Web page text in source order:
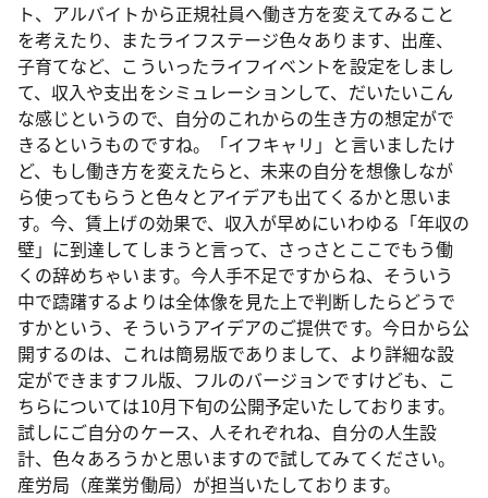
ト、アルバイトから正規社員へ働き方を変えてみること
を考えたり、またライフステージ色々あります、出産、
子育てなど、こういったライフイベントを設定をしまし
て、収入や支出をシミュレーションして、だいたいこん
な感じというので、自分のこれからの生き方の想定がで
きるというものですね。「イフキャリ」と言いましたけ
ど、もし働き方を変えたらと、未来の自分を想像しなが
ら使ってもらうと色々とアイデアも出てくるかと思いま
す。今、賃上げの効果で、収入が早めにいわゆる「年収の
壁」に到達してしまうと言って、さっさとここでもう働
くの辞めちゃいます。今人手不足ですからね、そういう
中で躊躇するよりは全体像を見た上で判断したらどうで
すかという、そういうアイデアのご提供です。今日から公
開するのは、これは簡易版でありまして、より詳細な設
定ができますフル版、フルのバージョンですけども、こ
ちらについては10月下旬の公開予定いたしております。
試しにご自分のケース、人それぞれね、自分の人生設
計、色々あろうかと思いますので試してみてください。
産労局（産業労働局）が担当いたしております。